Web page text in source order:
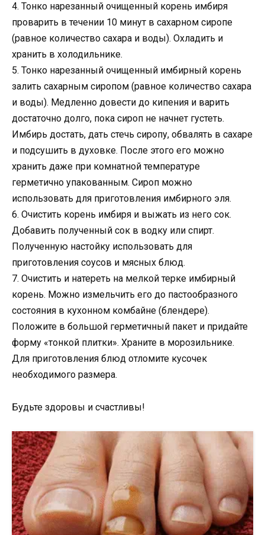
4. Тонко нарезанный очищенный корень имбиря
проварить в течении 10 минут в сахарном сиропе
(равное количество сахара и воды). Охладить и
хранить в холодильнике.
5. Тонко нарезанный очищенный имбирный корень
залить сахарным сиропом (равное количество сахара
и воды). Медленно довести до кипения и варить
достаточно долго, пока сироп не начнет густеть.
Имбирь достать, дать стечь сиропу, обвалять в сахаре
и подсушить в духовке. После этого его можно
хранить даже при комнатной температуре
герметично упакованным. Сироп можно
использовать для приготовления имбирного эля.
6. Очистить корень имбиря и выжать из него сок.
Добавить полученный сок в водку или спирт.
Полученную настойку использовать для
приготовления соусов и мясных блюд.
7. Очистить и натереть на мелкой терке имбирный
корень. Можно измельчить его до пастообразного
состояния в кухонном комбайне (блендере).
Положите в большой герметичный пакет и придайте
форму «тонкой плитки». Храните в морозильнике.
Для приготовления блюд отломите кусочек
необходимого размера.
Будьте здоровы и счастливы!